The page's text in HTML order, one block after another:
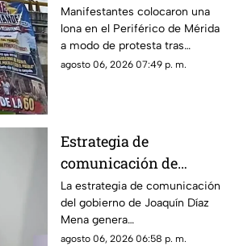
Mérida tras DESALOJO;
furiosos contra Huacho
Manifestantes colocaron una
lona en el Periférico de Mérida
a modo de protesta tras
desalojo de un asentamiento,
agosto 06, 2026 07:49 p. m.
Estrategia de
comunicación de
Joaquín Díaz Mena
cuestiona libertad de
expresión en Yucatán
La estrategia de comunicación
del gobierno de Joaquín Díaz
Mena genera
cuestionamientos entre
agosto 06, 2026 06:58 p. m.